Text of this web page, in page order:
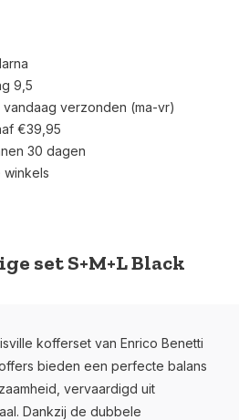
is vandaag verzonden (ma-vr)
9,5
verzonden (ma-vr)
€39,95
30 dagen
set S+M+L Black
kofferset van Enrico Benetti
bieden een perfecte balans
vervaardigd uit
Dankzij de dubbele